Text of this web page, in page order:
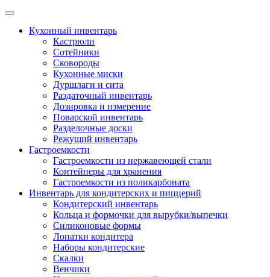
Skip
contentКухонный инвентарь
Кастрюли
Сотейники
Сковороды
Кухонные миски
Дуршлаги и сита
Раздаточный инвентарь
Дозировка и измерение
Поварской инвентарь
Разделочные доски
Режущий инвентарь
Гастроемкости
Гастроемкости из нержавеющей стали
Контейнеры для хранения
Гастроемкости из поликарбоната
Инвентарь для кондитерских и пиццерий
Кондитерский инвентарь
Кольца и формочки для вырубки/выпечки
Силиконовые формы
Лопатки кондитера
Наборы кондитерские
Скалки
Венчики